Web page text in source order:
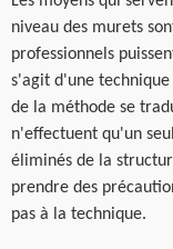
niveau des murets
professionnels
s'agit d'une
de la méthode se
n'effectuent qu'un
éliminés de la
prendre des
pas à la technique.